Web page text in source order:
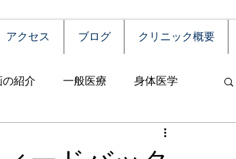
アクセス ブログ クリニック概要
の紹介 一般医療 身体医学